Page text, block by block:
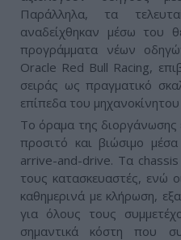
Παράλληλα, τα
αναδείχθηκαν μέσω του
προγράμματα νέων
Oracle Red Bull Racing,
σειράς ως πραγματικό
επίπεδα του
Το όραμα της διοργάνωσης
προσιτό και βιώσιμο
arrive-and-drive. Τα
τους κατασκευαστές, ενώ
καθημερινά με κλήρωση,
για όλους τους
σημαντικά κόστη που